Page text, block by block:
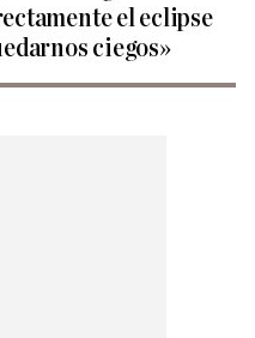
el eclipse
ciegos»